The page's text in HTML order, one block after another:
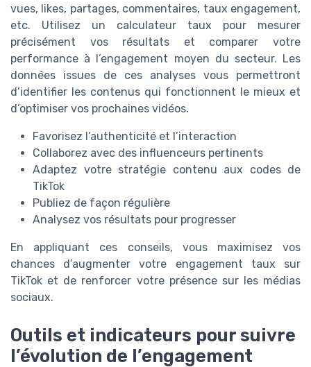
vues, likes, partages, commentaires, taux engagement,
etc. Utilisez un calculateur taux pour mesurer
précisément vos résultats et comparer votre
performance à l’engagement moyen du secteur. Les
données issues de ces analyses vous permettront
d’identifier les contenus qui fonctionnent le mieux et
d’optimiser vos prochaines vidéos.
Favorisez l’authenticité et l’interaction
Collaborez avec des influenceurs pertinents
Adaptez votre stratégie contenu aux codes de
TikTok
Publiez de façon régulière
Analysez vos résultats pour progresser
En appliquant ces conseils, vous maximisez vos
chances d’augmenter votre engagement taux sur
TikTok et de renforcer votre présence sur les médias
sociaux.
Outils et indicateurs pour suivre
l’évolution de l’engagement